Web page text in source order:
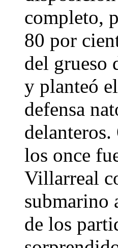
completo,
80 por
del grueso
y planteó
defensa
los once
Villarreal
submarino
de los